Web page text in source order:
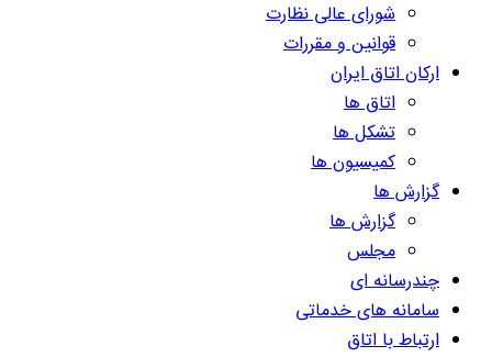
شورای عالی نظارت
قوانین و مقررات
ارکان اتاق ایران
اتاق ها
تشکل ها
کمیسیون ها
گزارش ها
گزارش ها
مجلس
چندرسانه ای
سامانه های خدماتی
ارتباط با اتاق